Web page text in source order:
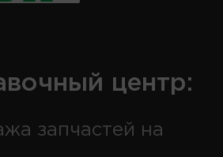
центр:
запчастей на